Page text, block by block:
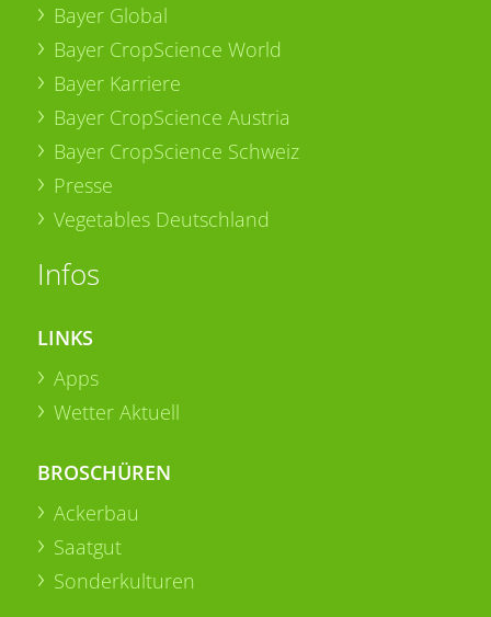
Bayer Global
Bayer CropScience World
Bayer Karriere
Bayer CropScience Austria
Bayer CropScience Schweiz
Presse
Vegetables Deutschland
Infos
LINKS
Apps
Wetter Aktuell
BROSCHÜREN
Ackerbau
Saatgut
Sonderkulturen